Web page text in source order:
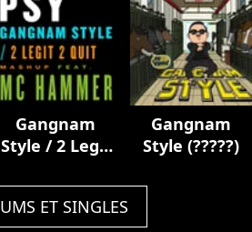
Gangnam
Style / 2 Legit
Gangnam
Style (?????)
ET SINGLES